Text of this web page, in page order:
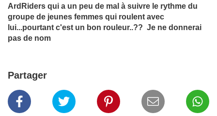
ArdRiders qui a un peu de mal à suivre le rythme du
groupe de jeunes femmes qui roulent avec
lui...pourtant c'est un bon rouleur..?? Je ne donnerai
pas de nom
Partager